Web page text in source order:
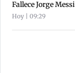
Fallece Jorge
Hoy | 09:29